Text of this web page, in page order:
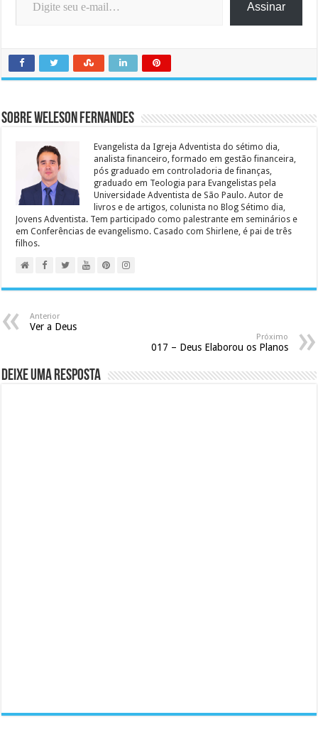
Assinar
Sobre Weleson Fernandes
Evangelista da Igreja Adventista do sétimo dia,
analista financeiro, formado em gestão financeira,
pós graduado em controladoria de finanças,
graduado em Teologia para Evangelistas pela
Universidade Adventista de São Paulo. Autor de
livros e de artigos, colunista no Blog Sétimo dia,
Jovens Adventista. Tem participado como palestrante em seminários e
em Conferências de evangelismo. Casado com Shirlene, é pai de três
filhos.
Anterior
Ver a Deus
Próximo
017 – Deus Elaborou os Planos
Deixe uma resposta